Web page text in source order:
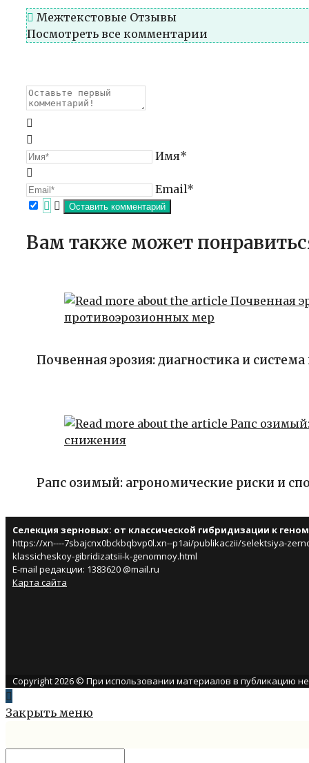
Межтекстовые Отзывы
Посмотреть все комментарии
Имя*
Email*
Вам также может
Почвенная эрозия: диагностика и
Рапс озимый: агрономические риски и
Селекция зерновых: от классической гибридизации к
https://xn----7sbajcnx0bckbqbvp0l.xn--p1ai/publikaczii/selektsiya-
klassicheskoy-gibridizatsii-k-genomnoy.html
E-mail редакции: 1383620 @mail.ru
Карта сайта
Copyright 2026 © При использовании материалов в публикацию
Закрыть меню